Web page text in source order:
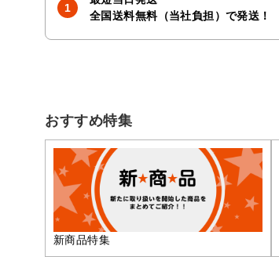
全国送料無料（当社負担）で発送！
おすすめ特集
新商品特集